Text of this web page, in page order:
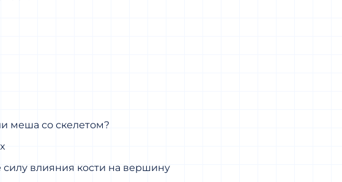
меша со скелетом?
влияния кости на вершину